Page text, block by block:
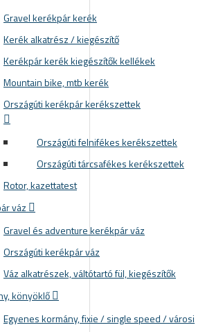
Gravel kerékpár kerék
Kerék alkatrész / kiegészítő
Kerékpár kerék kiegészítők kellékek
Mountain bike, mtb kerék
Országúti kerékpár kerékszettek
Országúti felnifékes kerékszettek
Országúti tárcsafékes kerékszettek
Rotor, kazettatest
váz
Gravel és adventure kerékpár váz
Országúti kerékpár váz
Váz alkatrészek, váltótartó fül, kiegészítők
könyöklő
Egyenes kormány, fixie / single speed / városi